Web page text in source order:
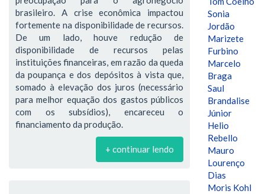
brasileiro. A crise econômica impactou
fortemente na disponibilidade de recursos.
De um lado, houve redução de
disponibilidade de recursos pelas
instituições financeiras, em razão da queda
da poupança e dos depósitos à vista que,
somado à elevação dos juros (necessário
para melhor equação dos gastos públicos
com os subsídios), encareceu o
financiamento da produção.
+ continuar lendo
Sonia
Jordão
Marizete
Furbino
Marcelo
Braga
Saul
Brandalise
Júnior
Helio
Rebello
Mauro
Lourenço
Dias
Moris Kohl